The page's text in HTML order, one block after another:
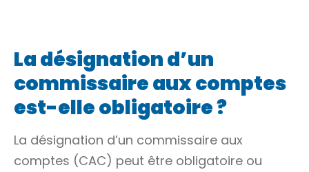
La désignation d’un
commissaire aux comptes
est-elle obligatoire ?
La désignation d’un commissaire aux
comptes (CAC) peut être obligatoire ou